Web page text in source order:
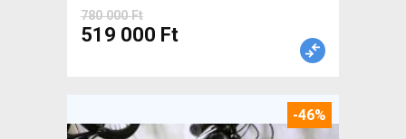
780 000 Ft
519 000 Ft
-46%